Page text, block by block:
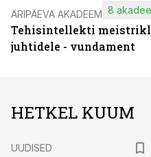
ÄRIPÄEVA AKADEEMIA
Tehisintellekti
juhtidele - vundament
8
HETKEL KUUM
UUDISED